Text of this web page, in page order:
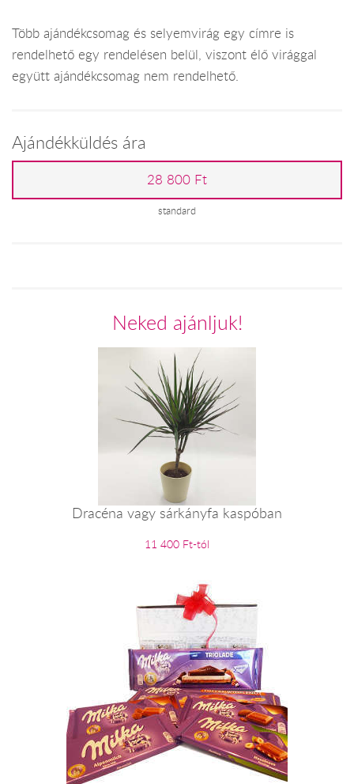
Több ajándékcsomag és selyemvirág egy címre is
rendelhető egy rendelésen belül, viszont élő virággal
együtt ajándékcsomag nem rendelhető.
Ajándékküldés ára
28 800 Ft
standard
Neked ajánljuk!
Dracéna vagy sárkányfa kaspóban
11 400 Ft-tól